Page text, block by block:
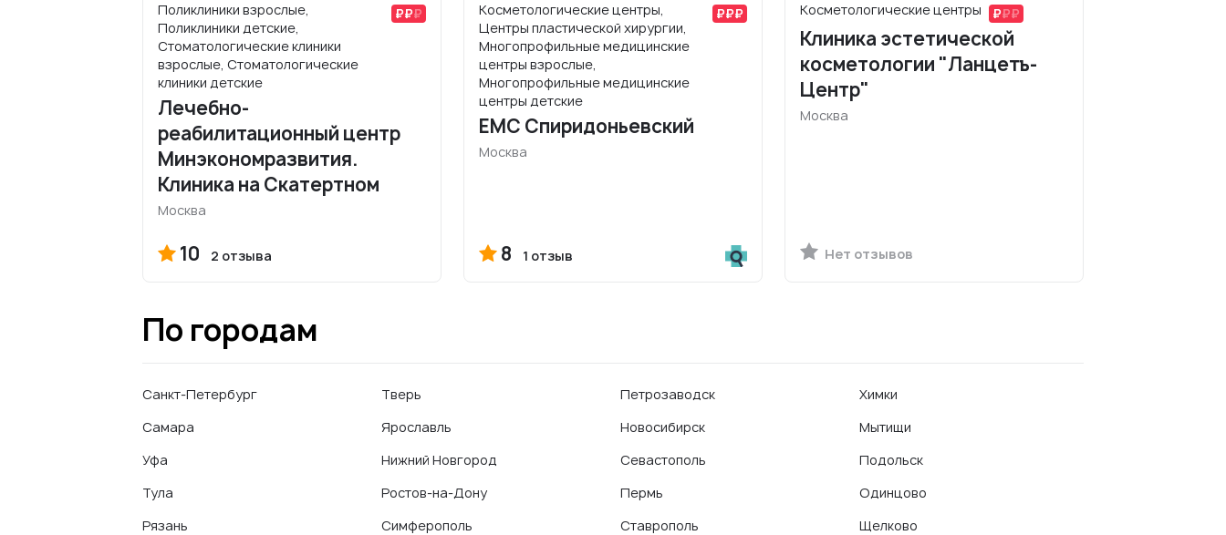
Поликлиники взрослые,
Поликлиники детские,
Стоматологические клиники
взрослые, Стоматологические
клиники детские
Лечебно-
реабилитационный центр
Минэкономразвития.
Клиника на Скатертном
Москва
10 2 отзыва
Косметологические центры,
Центры пластической хирургии,
Многопрофильные медицинские
центры взрослые,
Многопрофильные медицинские
центры детские
EMC Спиридоньевский
Москва
8 1 отзыв
Косметологические центры
Клиника эстетической
косметологии "Ланцетъ-
Центр"
Москва
Нет отзывов
По городам
Санкт-Петербург
Самара
Уфа
Тула
Рязань
Тверь
Ярославль
Нижний Новгород
Ростов-на-Дону
Симферополь
Петрозаводск
Новосибирск
Севастополь
Пермь
Ставрополь
Химки
Мытищи
Подольск
Одинцово
Щелково